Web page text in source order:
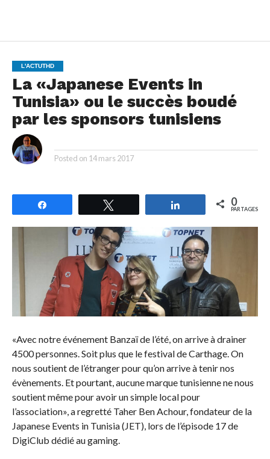
L'ACTUTHD
La «Japanese Events in
Tunisia» ou le succès boudé
par les sponsors tunisiens
Posted on 14 mars 2017
Partagez 0
PARTAGES
«Avec notre événement Banzaï de l’été, on arrive à drainer
4500 personnes. Soit plus que le festival de Carthage. On
nous soutient de l’étranger pour qu’on arrive à tenir nos
évènements. Et pourtant, aucune marque tunisienne ne nous
soutient même pour avoir un simple local pour
l’association», a regretté Taher Ben Achour, fondateur de la
Japanese Events in Tunisia (JET), lors de l’épisode 17 de
DigiClub dédié au gaming.